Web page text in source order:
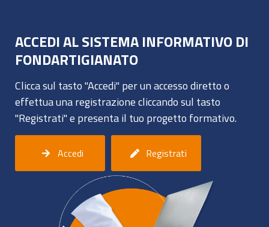
ACCEDI AL SISTEMA INFORMATIVO DI
FONDARTIGIANATO
Clicca sul tasto "Accedi" per un accesso diretto o
effettua una registrazione cliccando sul tasto
"Registrati" e presenta il tuo progetto formativo.
Accedi Registrati